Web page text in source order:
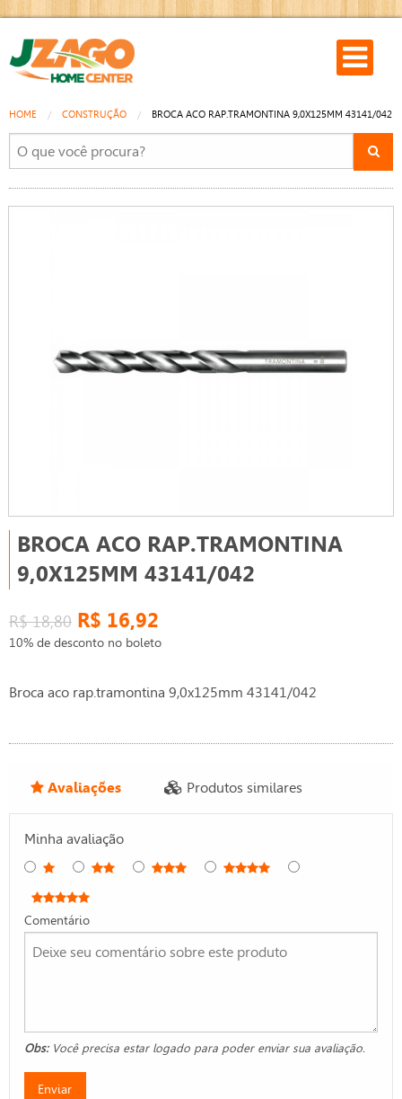
HOME CONSTRUÇÃO BROCA ACO RAP.TRAMONTINA 9,0X125MM 43141/042
BROCA ACO RAP.TRAMONTINA
9,0X125MM 43141/042
R$ 18,80 R$ 16,92
10% de desconto no boleto
Broca aco rap.tramontina 9,0x125mm 43141/042
Avaliações Produtos similares
Minha avaliação
Comentário
Obs:Você precisa estar logado para poder enviar sua avaliação.
Enviar